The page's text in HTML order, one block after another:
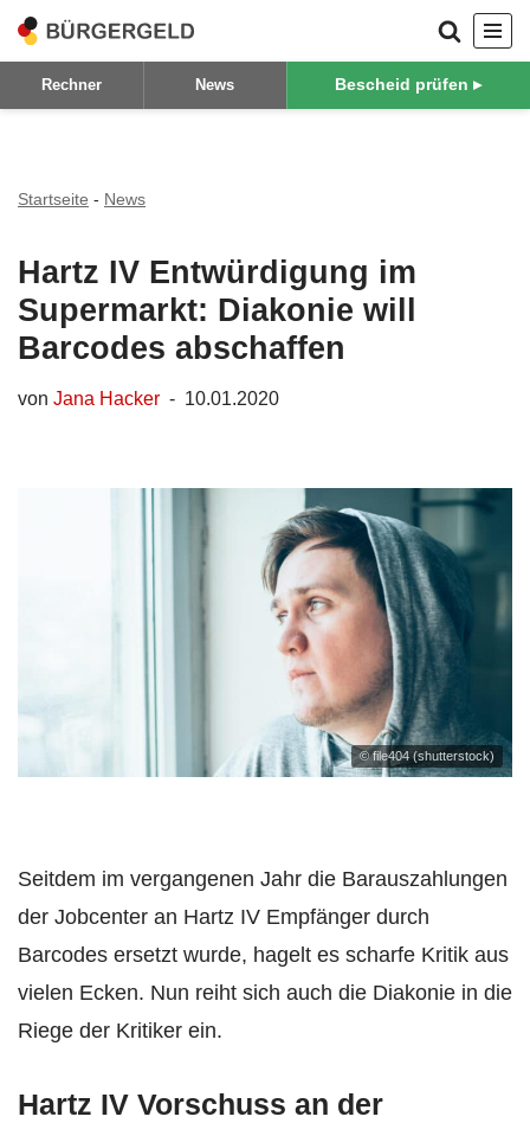
Zum
Inhalt
Rechner News Bescheid prüfen ▸
Startseite - News
Hartz IV Entwürdigung im
Supermarkt: Diakonie will
Barcodes abschaffen
von Jana Hacker 10.01.2020
© file404 (shutterstock)
Seitdem im vergangenen Jahr die Barauszahlungen
der Jobcenter an Hartz IV Empfänger durch
Barcodes ersetzt wurde, hagelt es scharfe Kritik aus
vielen Ecken. Nun reiht sich auch die Diakonie in die
Riege der Kritiker ein.
Hartz IV Vorschuss an der